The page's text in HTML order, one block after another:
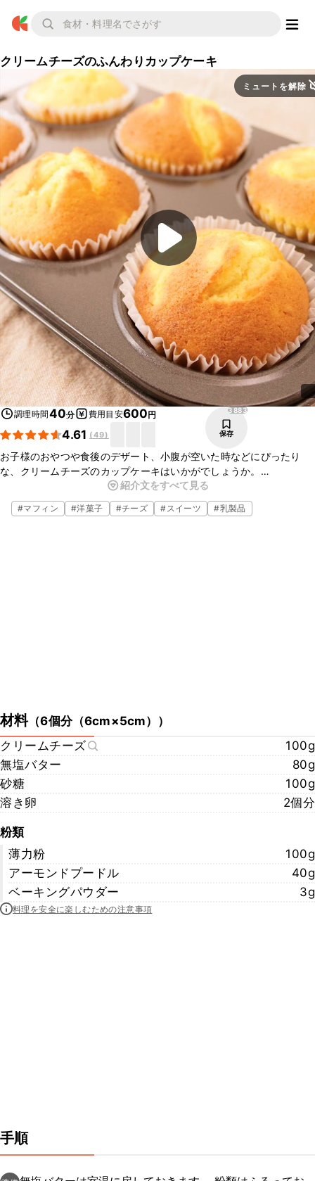
クリームチーズのふんわりカップケーキ
ミュートを解除
調理時間40分 費用目安600円
4.61 (49)
3883
保存
お子様のおやつや食後のデザート、小腹が空いた時などにぴったり
な、クリームチーズのカップケーキはいかがでしょうか。
アーモンドプードルを入れることで、香ばしく綺麗な焼き色になりま
すよ。
是非作ってみてくださいね。
紹介文をすべて見る
#マフィン #洋菓子 #チーズ #スイーツ #乳製品
材料（6個分（6cm×5cm） ）
クリームチーズ
100g
無塩バター
80g
砂糖
100g
溶き卵
2個分
粉類
薄力粉
100g
アーモンドプードル
40g
ベーキングパウダー
3g
料理を安全に楽しむための注意事項
手順